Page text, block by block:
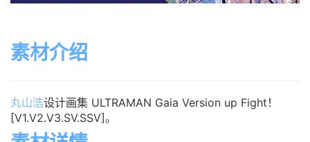
素材介绍
丸山浩设计画集 ULTRAMAN Gaia Version up Fight！
[V1.V2.V3.SV.SSV]。